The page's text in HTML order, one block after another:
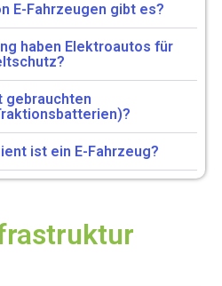
E-Fahrzeugen gibt es?
haben Elektroautos für
gebrauchten
ist ein E-Fahrzeug?